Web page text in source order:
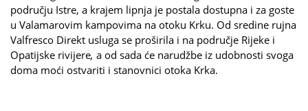
području Istre, a krajem lipnja je postala dostupna i za goste
u Valamarovim kampovima na otoku Krku. Od sredine rujna
Valfresco Direkt usluga se proširila i na područje Rijeke i
Opatijske rivijere, a od sada će narudžbe iz udobnosti svoga
doma moći ostvariti i stanovnici otoka Krka.